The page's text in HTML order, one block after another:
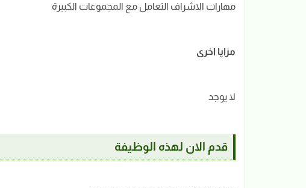
مهارات الاشراف التعامل مع المجموعات الكبيرة
مزايا اخرى
لا يوجد
قدم الان لهذه الوظيفة